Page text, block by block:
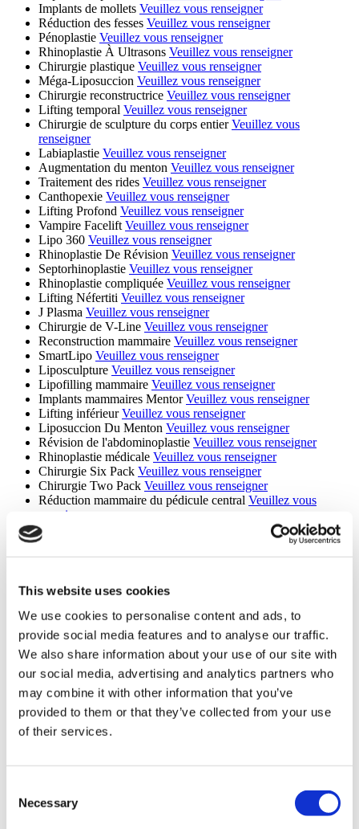
This website uses cookies
We use cookies to personalise content and ads, to
provide social media features and to analyse our traffic.
We also share information about your use of our site with
our social media, advertising and analytics partners who
may combine it with other information that you’ve
provided to them or that they’ve collected from your use
of their services.
Selection
Necessary
Implants de mollets Veuillez vous renseigner
Réduction des fesses Veuillez vous renseigner
Pénoplastie Veuillez vous renseigner
Rhinoplastie À Ultrasons Veuillez vous renseigner
Chirurgie plastique Veuillez vous renseigner
Méga-Liposuccion Veuillez vous renseigner
Chirurgie reconstructrice Veuillez vous renseigner
Lifting temporal Veuillez vous renseigner
Chirurgie de sculpture du corps entier Veuillez vous
renseigner
Labiaplastie Veuillez vous renseigner
Augmentation du menton Veuillez vous renseigner
Traitement des rides Veuillez vous renseigner
Canthopexie Veuillez vous renseigner
Lifting Profond Veuillez vous renseigner
Vampire Facelift Veuillez vous renseigner
Lipo 360 Veuillez vous renseigner
Rhinoplastie De Révision Veuillez vous renseigner
Septorhinoplastie Veuillez vous renseigner
Rhinoplastie compliquée Veuillez vous renseigner
Lifting Néfertiti Veuillez vous renseigner
J Plasma Veuillez vous renseigner
Chirurgie de V-Line Veuillez vous renseigner
Reconstruction mammaire Veuillez vous renseigner
SmartLipo Veuillez vous renseigner
Liposculpture Veuillez vous renseigner
Lipofilling mammaire Veuillez vous renseigner
Implants mammaires Mentor Veuillez vous renseigner
Lifting inférieur Veuillez vous renseigner
Liposuccion Du Menton Veuillez vous renseigner
Révision de l'abdominoplastie Veuillez vous renseigner
Rhinoplastie médicale Veuillez vous renseigner
Chirurgie Six Pack Veuillez vous renseigner
Chirurgie Two Pack Veuillez vous renseigner
Réduction mammaire du pédicule central Veuillez vous
renseigner
Lifting mammaire à pédicule central
Veuillez vous renseigner
Révision De La liposuccion
Veuillez vous renseigner
Lifting Par Fils Tenseurs Veuillez vous renseigner
Révision Du Lifting Veuillez vous renseigner
Réduction Du Front Veuillez vous renseigner
Rhinoplastie Ethnique Veuillez vous renseigner
Veuillez vous renseigner
Chirurgie Plastique Après Perte De Poids Veuillez vous
renseigner
Retrait Implant Fessier Veuillez vous renseigner
Skinny BBL
Blépharoplastie Supérieure Veuillez vous renseigner
Blépharoplastie inférieure
Veuillez vous renseigner
Daddy Makeover